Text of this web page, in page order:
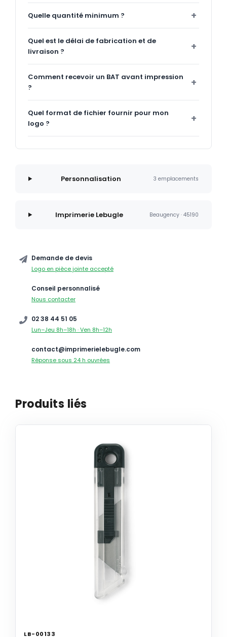
Quelle quantité minimum ?
Quel est le délai de fabrication et de
livraison ?
Comment recevoir un BAT avant impression
?
Quel format de fichier fournir pour mon
logo ?
Personnalisation 3 emplacements
Imprimerie Lebugle Beaugency · 45190
Demande de devis
Logo en pièce jointe accepté
Conseil personnalisé
Nous contacter
02 38 44 51 05
Lun–Jeu 8h–18h · Ven 8h–12h
contact@imprimerielebugle.com
Réponse sous 24 h ouvrées
Produits liés
LB-00133